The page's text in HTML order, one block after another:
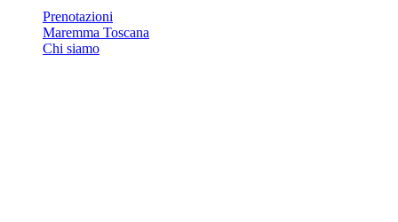
Prenotazioni
Maremma Toscana
Chi siamo